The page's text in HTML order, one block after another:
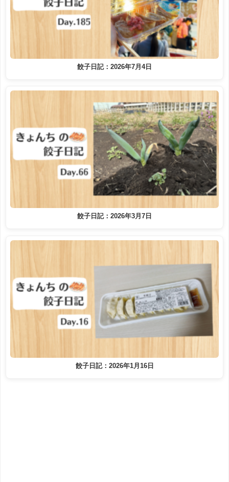
餃子日記：2026年7月4日
餃子日記：2026年3月7日
餃子日記：2026年1月16日